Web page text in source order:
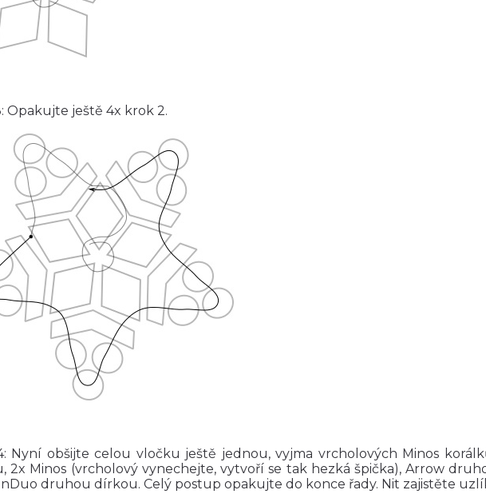
Opakujte ještě 4x krok 2.
Nyní obšijte celou vločku ještě jednou, vyjma vrcholových Minos
2x Minos (vrcholový vynechejte, vytvoří se tak hezká špička), Arrow
druhou dírkou. Celý postup opakujte do konce řady. Nit zajistěte